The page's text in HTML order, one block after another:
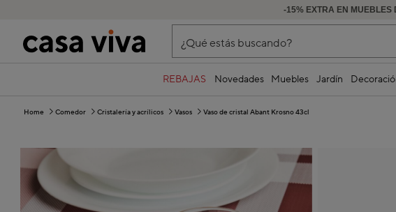
-15% EXTRA EN MUEBLES
HASTA
¿Qué estás buscando?
REBAJAS Novedades Muebles Jardín
Home Comedor Cristalería y acrílicos Vasos Vaso de cristal Abant Krosno 43cl